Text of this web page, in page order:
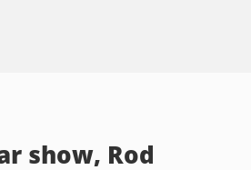
show, Rod